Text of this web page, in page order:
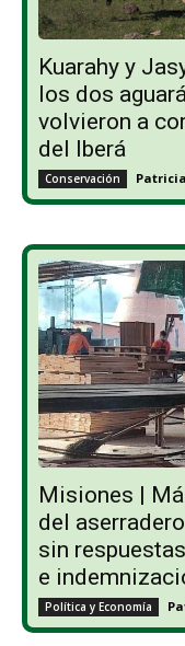
Kuarahy y
los dos
volvieron a
del Iberá
Conservación
Misiones |
del
sin
e
Política y Economía